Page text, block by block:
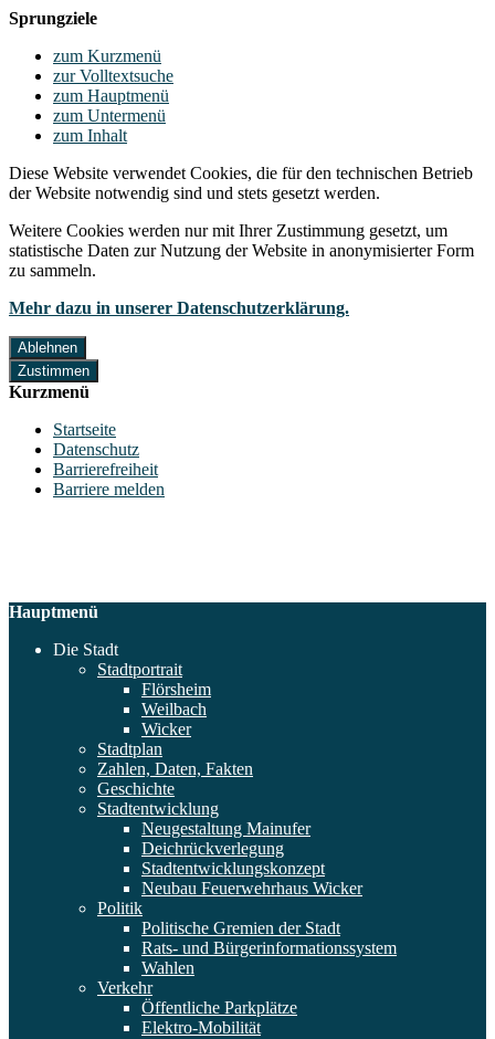
Sprungziele
zum Kurzmenü
zur Volltextsuche
zum Hauptmenü
zum Untermenü
zum Inhalt
Diese Website verwendet Cookies, die für den technischen Betrieb
der Website notwendig sind und stets gesetzt werden.
Weitere Cookies werden nur mit Ihrer Zustimmung gesetzt, um
statistische Daten zur Nutzung der Website in anonymisierter Form
zu sammeln.
Mehr dazu in unserer Datenschutzerklärung.
Ablehnen
Zustimmen
Kurzmenü
Startseite
Datenschutz
Barrierefreiheit
Barriere melden
Hauptmenü
Die Stadt
Stadtportrait
Flörsheim
Weilbach
Wicker
Stadtplan
Zahlen, Daten, Fakten
Geschichte
Stadtentwicklung
Neugestaltung Mainufer
Deichrückverlegung
Stadtentwicklungskonzept
Neubau Feuerwehrhaus Wicker
Politik
Politische Gremien der Stadt
Rats- und Bürgerinformationssystem
Wahlen
Verkehr
Öffentliche Parkplätze
Elektro-Mobilität